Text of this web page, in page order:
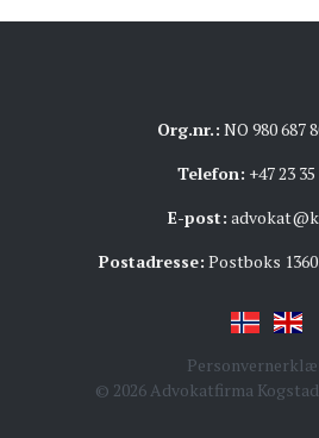
Org.nr.: NO 980 687
Telefon: +47 23
E-post:
Postadresse: Postboks
© 2026 Advokatfirma